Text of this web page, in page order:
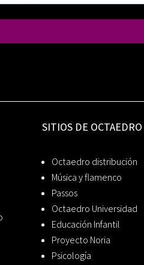
SITIOS DE OCTAEDRO
Octaedro distribución
Música y flamenco
Passos
Octaedro Universidad
Educación Infantil
Proyecto Noria
Psicología